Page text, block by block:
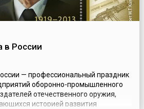
в России
— профессиональный праздник
оборонно-промышленного
отечественного оружия,
историей развития